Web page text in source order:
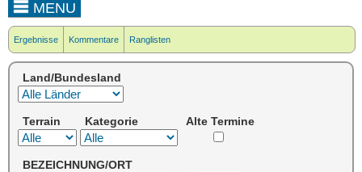
MENU
Ergebnisse Kommentare Ranglisten
Land/Bundesland
Terrain Kategorie Alte Termine
BEZEICHNUNG/ORT